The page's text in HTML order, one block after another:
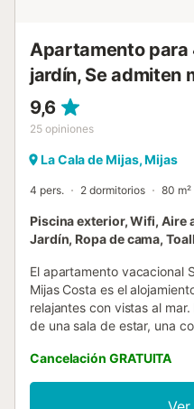
Apartamento para
jardín, Se admiten
9,6
25 opiniones
La Cala de Mijas, Mijas
4 pers. 2 dormitorios 80 m²
Piscina exterior, Wifi, Aire
Jardín, Ropa de cama,
El apartamento vacacional
Mijas Costa es el
relajantes con vistas al
de una sala de estar, una
personas. Los servicios
velocidad para hacer
lavadora. Lo más
Cancelación GRATUITA